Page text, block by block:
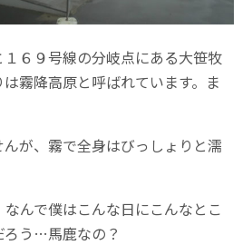
６９号線の分岐点にある大笹牧
霧降高原と呼ばれています。ま
が、霧で全身はびっしょりと濡
んで僕はこんな日にこんなとこ
ろう…馬鹿なの？